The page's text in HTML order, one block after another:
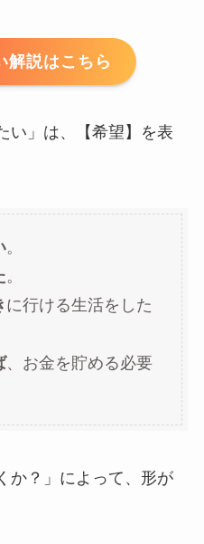
解説はこちら
い」は、【希望】を表
。
。
に行ける生活をした
、お金を貯める必要
か？」によって、形が